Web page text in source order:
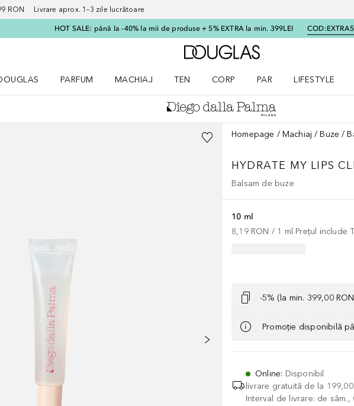
RON Livrare aprox. 1–3 zile lucrătoare
HOT SALE: până la -40% la mii de produse + 5% EXTRA la min. 399LEI COD:
Către pagina principală
PARFUM
MACHIAJ
TEN
CORP
PAR
LIFESTYLE
Homepage Machiaj Buze
HYDRATE MY LIPS
Balsam de buze
10 ml
8,19 RON / 1 ml Prețul include
-5% (la min. 399,00
Promoție disponibilă
Online: Disponibil
livrare gratuită de la
Interval de livrare: de